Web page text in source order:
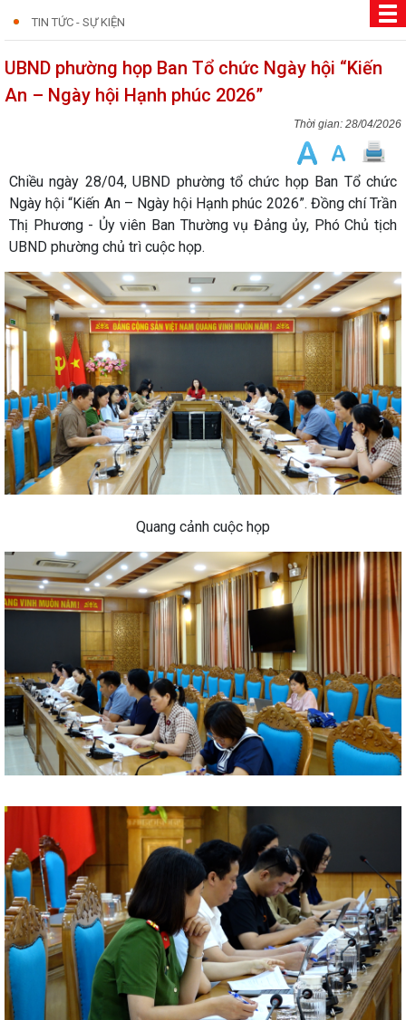
TIN TỨC - SỰ KIỆN
UBND phường họp Ban Tổ chức Ngày hội “Kiến
An – Ngày hội Hạnh phúc 2026”
28/04/2026
Chiều ngày 28/04, UBND phường tổ chức họp Ban Tổ chức
Ngày hội “Kiến An – Ngày hội Hạnh phúc 2026”. Đồng chí Trần
Thị Phương - Ủy viên Ban Thường vụ Đảng ủy, Phó Chủ tịch
UBND phường chủ trì cuộc họp.
Quang cảnh cuộc họp